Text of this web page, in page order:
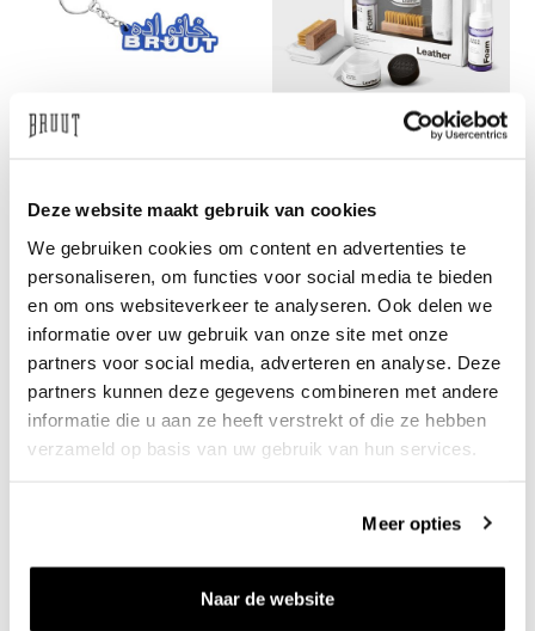
Deze website maakt gebruik van cookies
We gebruiken cookies om content en advertenties te
personaliseren, om functies voor social media te bieden
en om ons websiteverkeer te analyseren. Ook delen we
informatie over uw gebruik van onze site met onze
partners voor social media, adverteren en analyse. Deze
partners kunnen deze gegevens combineren met andere
informatie die u aan ze heeft verstrekt of die ze hebben
verzameld op basis van uw gebruik van hun services.
Meer opties
Naar de website
€7,50